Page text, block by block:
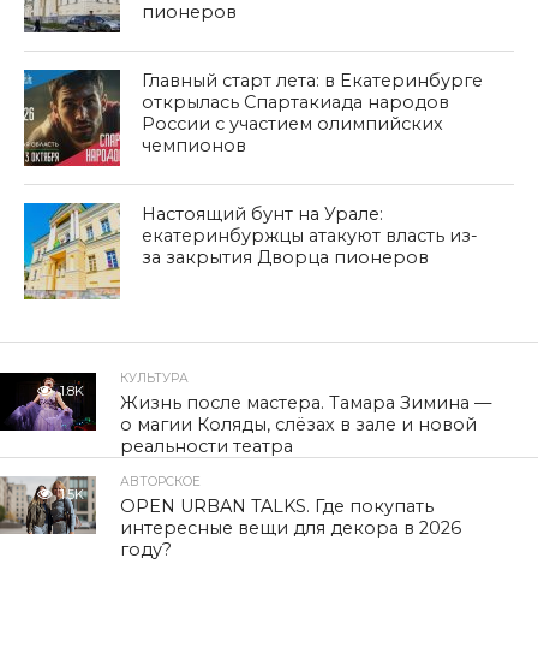
пионеров
Главный старт лета: в Екатеринбурге
открылась Спартакиада народов
России с участием олимпийских
чемпионов
Настоящий бунт на Урале:
екатеринбуржцы атакуют власть из-
за закрытия Дворца пионеров
1.8K
КУЛЬТУРА
Жизнь после мастера. Тамара Зимина —
о магии Коляды, слёзах в зале и новой
реальности театра
1.5K
АВТОРСКОЕ
OPEN URBAN TALKS. Где покупать
интересные вещи для декора в 2026
году?